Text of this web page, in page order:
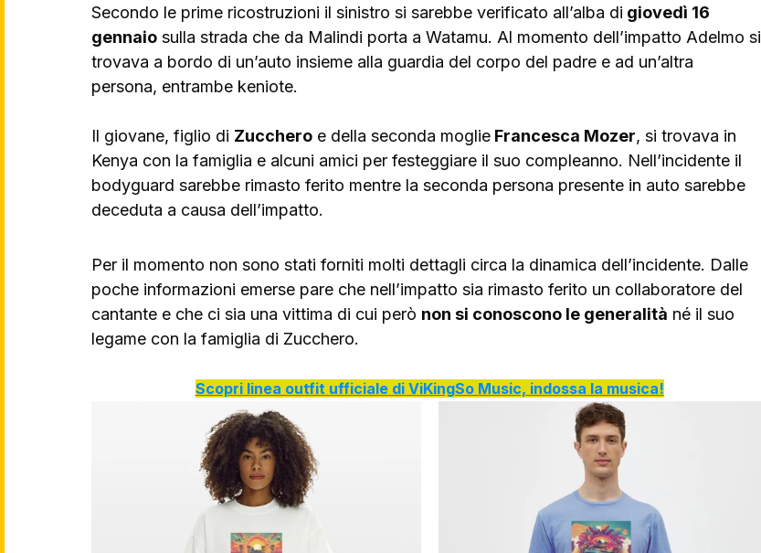
Secondo le prime ricostruzioni il sinistro si sarebbe verificato all’alba di giovedì 16
gennaio sulla strada che da Malindi porta a Watamu. Al momento dell’impatto Adelmo si
trovava a bordo di un’auto insieme alla guardia del corpo del padre e ad un’altra
persona, entrambe keniote.
Il giovane, figlio di Zucchero e della seconda moglie Francesca Mozer, si trovava in
Kenya con la famiglia e alcuni amici per festeggiare il suo compleanno. Nell’incidente il
bodyguard sarebbe rimasto ferito mentre la seconda persona presente in auto sarebbe
deceduta a causa dell’impatto.
Per il momento non sono stati forniti molti dettagli circa la dinamica dell’incidente. Dalle
poche informazioni emerse pare che nell’impatto sia rimasto ferito un collaboratore del
cantante e che ci sia una vittima di cui però non si conoscono le generalità né il suo
legame con la famiglia di Zucchero.
Scopri linea outfit ufficiale di ViKingSo Music, indossa la musica!